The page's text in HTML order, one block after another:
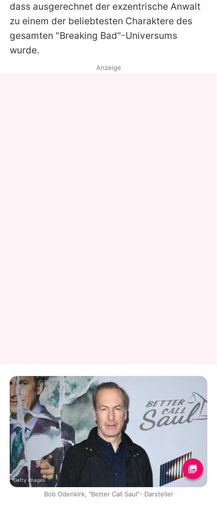
dass ausgerechnet der exzentrische Anwalt
zu einem der beliebtesten Charaktere des
gesamten "Breaking Bad"-Universums
wurde.
Anzeige
Getty Images
Bob Odenkirk, "Better Call Saul"- Darsteller